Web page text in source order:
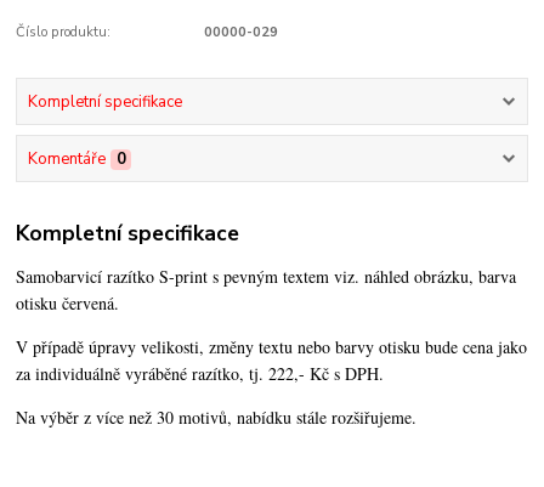
Číslo produktu: 00000-029
Kompletní specifikace
Komentáře 0
Kompletní specifikace
Samobarvicí razítko S-print s pevným textem viz. náhled obrázku, barva
otisku červená.
V případě úpravy velikosti, změny textu nebo barvy otisku bude cena jako
za individuálně vyráběné razítko, tj. 222,- Kč s DPH.
Na výběr z více než 30 motivů, nabídku stále rozšiřujeme.